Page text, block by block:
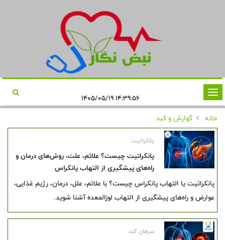
تغییر
وضعیت
ناوبری
۱۴:۳۹:۵۶ ۱۴۰۵/۰۵/۱۹
خانه
گوارش و کبد
پانکراتیت
پانکراتیت چیست؟ علائم، علت، روش‌های درمان و
راه‌های پیشگیری از التهاب پانکراس
پانکراتیت یا التهاب پانکراس چیست؟ با علائم، علل، درمان، رژیم غذایی،
عوارض و راه‌های پیشگیری از التهاب لوزالمعده آشنا شوید.
سرطان کبد